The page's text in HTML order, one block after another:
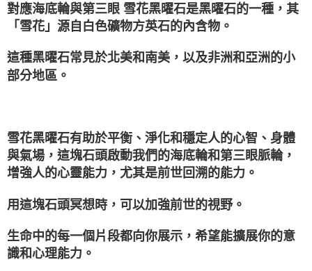
對應海底輪與第三眼 雪花黑曜石是黑曜石的一種，其
「雪花」源自白色礦物方英石的內含物。
這種黑曜石常見於北美和南美，以及非洲和亞洲的小
部分地區。
雪花黑曜石有助於平衡、淨化和穩定人的心智、身體
與氣場，這塊石頭啟動我們的海底輪和第三眼脈輪，
增強人的心靈能力，尤其是前世回溯的能力。
用這塊石頭冥想時，可以加強前世的視野。
生命中的每一個片段都向你展示，希望能擴展你的意
識和心理能力。